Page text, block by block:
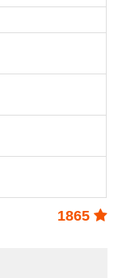
1865